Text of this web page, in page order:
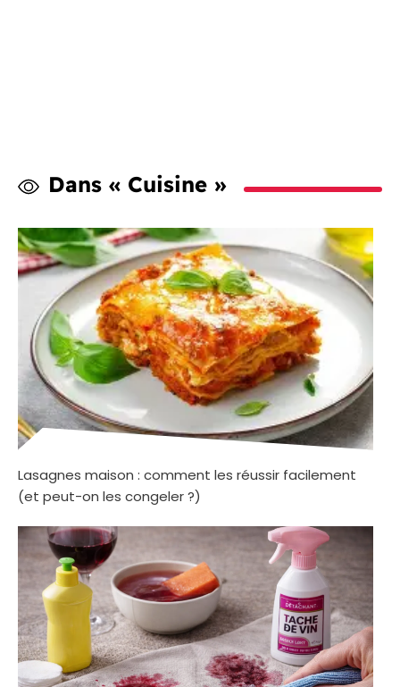
Dans « Cuisine »
Lasagnes maison : comment les réussir facilement
(et peut-on les congeler ?)